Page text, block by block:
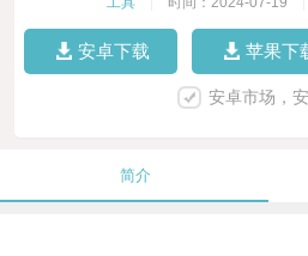
安卓下载 苹果下
安卓市场，
简介